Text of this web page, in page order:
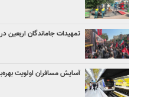
تمهیدات جاماندگان اربعین در قبله
آسایش مسافران اولویت